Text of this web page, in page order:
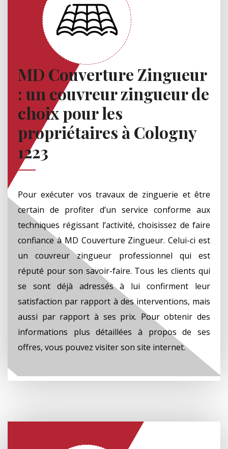
MD Couverture Zingueur
: un couvreur zingueur de
choix pour les
propriétaires à Cologny
1223
Pour exécuter vos travaux de zinguerie et être
certain de profiter d’un service conforme aux
techniques régissant l’activité, choisissez de faire
confiance à MD Couverture Zingueur. Celui-ci est
un couvreur zingueur professionnel qui est
réputé pour son savoir-faire. Tous les clients qui
se sont déjà adressés à lui confirment leur
satisfaction par rapport à des interventions, mais
aussi par rapport à ses prix. Pour obtenir des
informations plus détaillées à propos de ses
offres, vous pouvez visiter son site internet.